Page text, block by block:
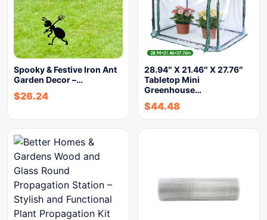
Spooky & Festive Iron Ant
Garden Decor –…
$26.24
28.94″ X 21.46″ X 27.76″
Tabletop Mini
Greenhouse…
$44.48